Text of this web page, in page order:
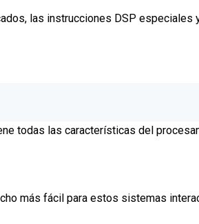
las instrucciones DSP especiales
todas las características del
más fácil para estos sistemas